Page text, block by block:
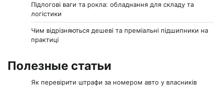
Підлогові ваги та рокла: обладнання для складу та
логістики
Чим відрізняються дешеві та преміальні підшипники на
практиці
Полезные статьи
Як перевірити штрафи за номером авто у власників